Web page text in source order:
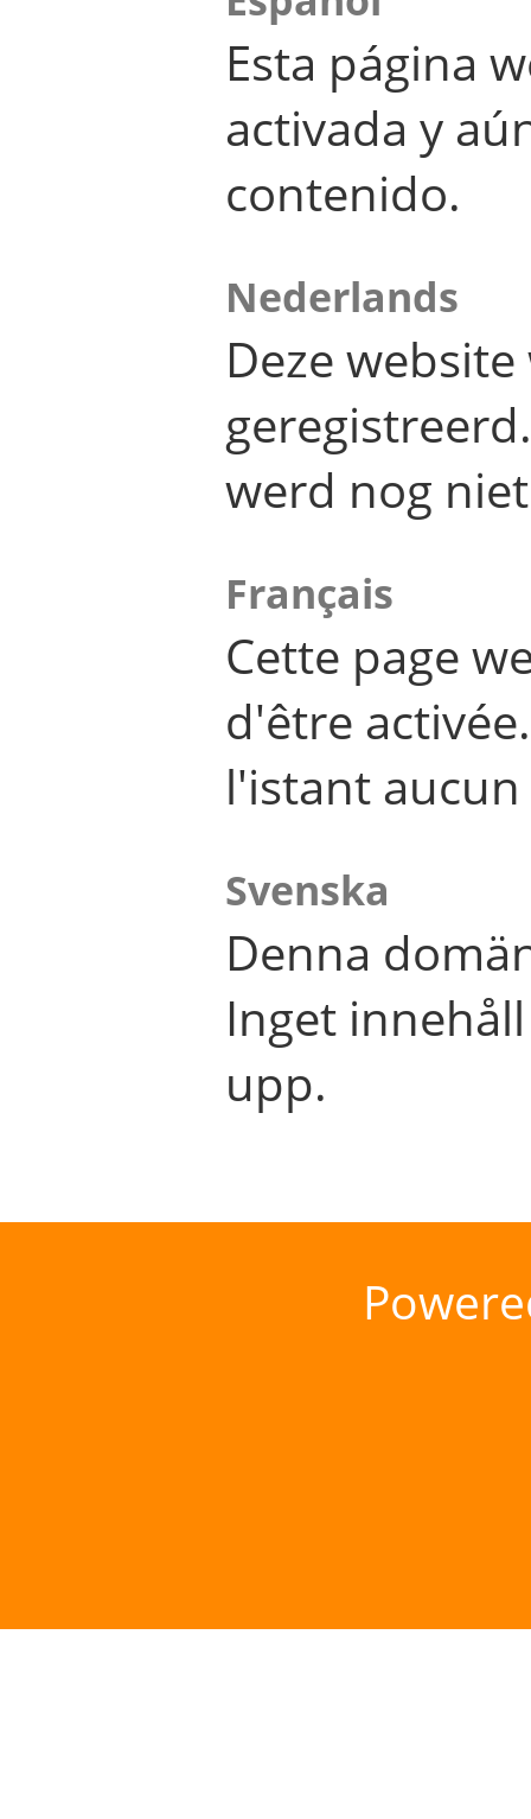
Esta página
activada y
contenido.
Nederlands
Deze
werd nog
Français
Cette page
d'être
l'istant
Svenska
Denna
Inget
upp.